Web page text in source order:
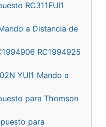
RC311FUI1
a Distancia de
RC1994925
YUI1 Mando a
para Thomson
para